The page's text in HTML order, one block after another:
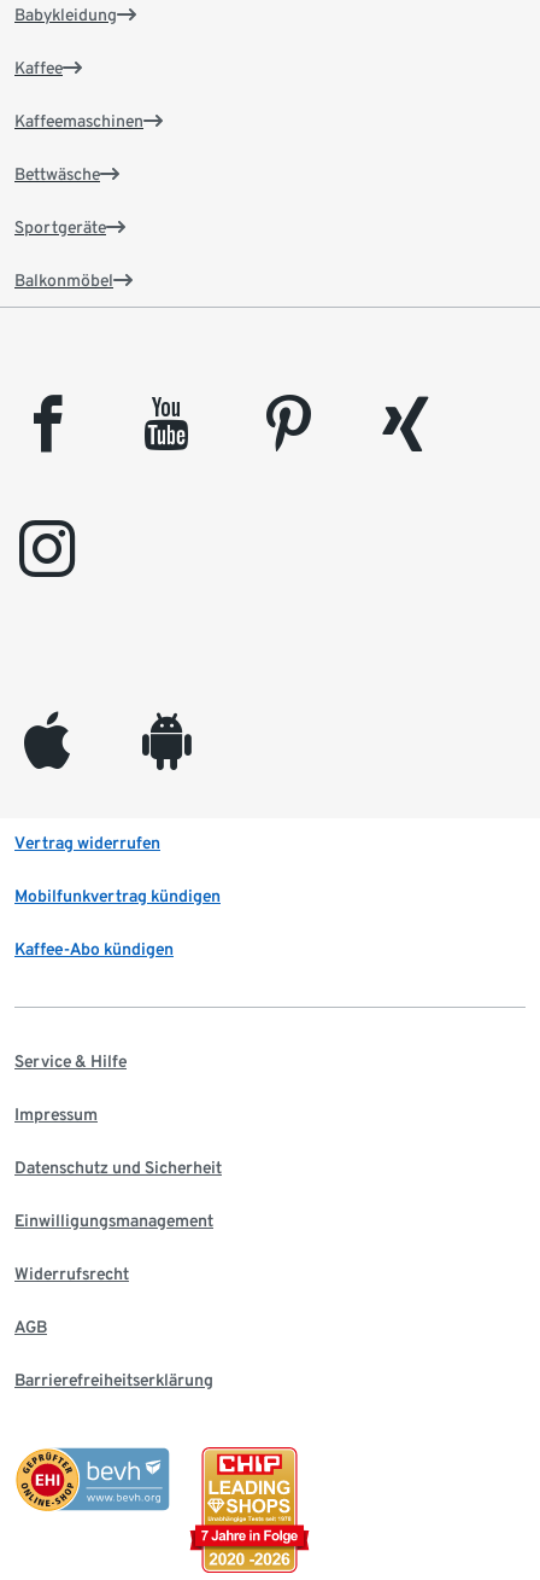
Babykleidung
Kaffee
Kaffeemaschinen
Bettwäsche
Sportgeräte
Balkonmöbel
facebook youtube pinterest
xing
instagram
appleinc android
Vertrag widerrufen
Mobilfunkvertrag kündigen
Kaffee-Abo kündigen
Service & Hilfe
Impressum
Datenschutz und Sicherheit
Einwilligungsmanagement
Widerrufsrecht
AGB
Barrierefreiheitserklärung